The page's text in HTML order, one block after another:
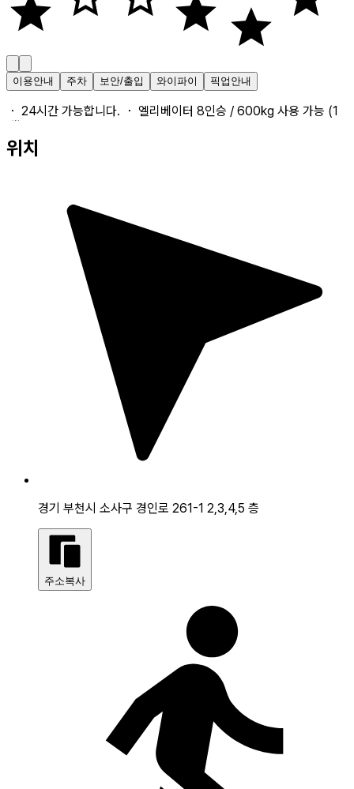
이용안내 주차 보안/출입 와이파이 픽업안내
・ 24시간 가능합니다. ・ 엘리베이터 8인승 / 600kg 사용 가능 (1
위치
경기 부천시 소사구 경인로 261-1 2,3,4,5 층
주소복사